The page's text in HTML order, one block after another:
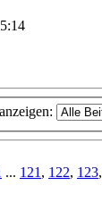
... 121 , 122, 123,